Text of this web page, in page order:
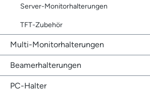
Server-Monitorhalterungen
TFT-Zubehör
Multi-Monitorhalterungen
Beamerhalterungen
PC-Halter